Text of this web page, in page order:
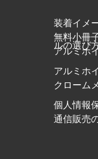
装着イメ
無料小冊
ルの選び
アルミホ
アルミホ
クローム
個人情報
通信販売